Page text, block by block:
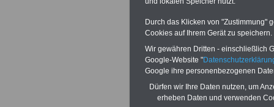
Saarland
Durch das Klicken von "Zustimmung"
Cookies auf Ihrem Gerät zu speichern.
Wir gewähren Dritten - einschließlich
Google-Website "
Google ihre personenbezogenen
Dürfen wir Ihre Daten nutzen, um
erheben Daten und verwenden